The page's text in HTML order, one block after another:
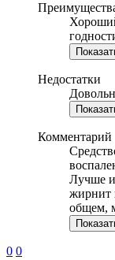
Недостатки
Комментарий
Лучше
жирнит
общем,
0 0